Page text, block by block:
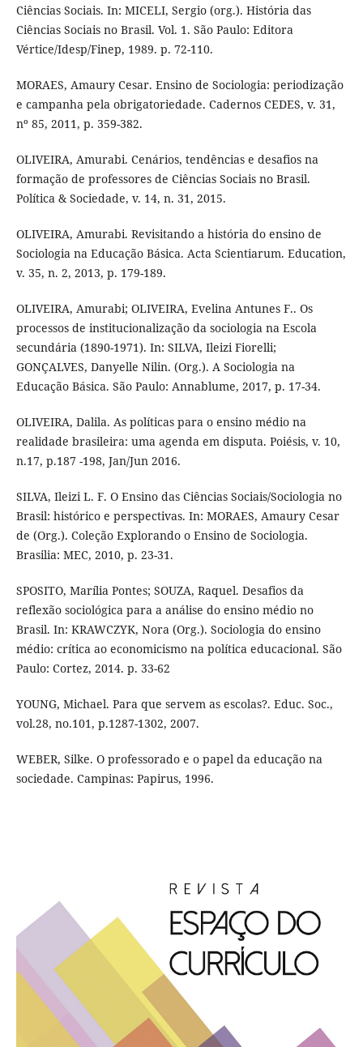
Ciências Sociais. In: MICELI, Sergio (org.). História das
Ciências Sociais no Brasil. Vol. 1. São Paulo: Editora
Vértice/Idesp/Finep, 1989. p. 72-110.
MORAES, Amaury Cesar. Ensino de Sociologia: periodização
e campanha pela obrigatoriedade. Cadernos CEDES, v. 31,
nº 85, 2011, p. 359-382.
OLIVEIRA, Amurabi. Cenários, tendências e desafios na
formação de professores de Ciências Sociais no Brasil.
Política & Sociedade, v. 14, n. 31, 2015.
OLIVEIRA, Amurabi. Revisitando a história do ensino de
Sociologia na Educação Básica. Acta Scientiarum. Education,
v. 35, n. 2, 2013, p. 179-189.
OLIVEIRA, Amurabi; OLIVEIRA, Evelina Antunes F.. Os
processos de institucionalização da sociologia na Escola
secundária (1890-1971). In: SILVA, Ileizi Fiorelli;
GONÇALVES, Danyelle Nilin. (Org.). A Sociologia na
Educação Básica. São Paulo: Annablume, 2017, p. 17-34.
OLIVEIRA, Dalila. As políticas para o ensino médio na
realidade brasileira: uma agenda em disputa. Poiésis, v. 10,
n.17, p.187 -198, Jan/Jun 2016.
SILVA, Ileizi L. F. O Ensino das Ciências Sociais/Sociologia no
Brasil: histórico e perspectivas. In: MORAES, Amaury Cesar
de (Org.). Coleção Explorando o Ensino de Sociologia.
Brasilia: MEC, 2010, p. 23-31.
SPOSITO, Marília Pontes; SOUZA, Raquel. Desafios da
reflexão sociológica para a análise do ensino médio no
Brasil. In: KRAWCZYK, Nora (Org.). Sociologia do ensino
médio: crítica ao economicismo na política educacional. São
Paulo: Cortez, 2014. p. 33-62
YOUNG, Michael. Para que servem as escolas?. Educ. Soc.,
vol.28, no.101, p.1287-1302, 2007.
WEBER, Silke. O professorado e o papel da educação na
sociedade. Campinas: Papirus, 1996.